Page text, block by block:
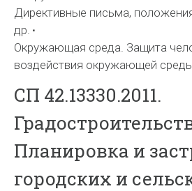
Директивные письма,
др.
Окружающая среда. Защита
воздействия окружающей
СП 42.13330.2011.
Планировка и
городских и